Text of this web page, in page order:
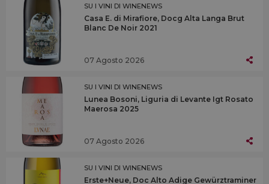
SU I VINI DI WINENEWS
Casa E. di Mirafiore, Docg Alta Langa Brut
Blanc De Noir 2021
07 Agosto 2026
SU I VINI DI WINENEWS
Lunea Bosoni, Liguria di Levante Igt Rosato
Maerosa 2025
07 Agosto 2026
SU I VINI DI WINENEWS
Erste+Neue, Doc Alto Adige Gewürztraminer